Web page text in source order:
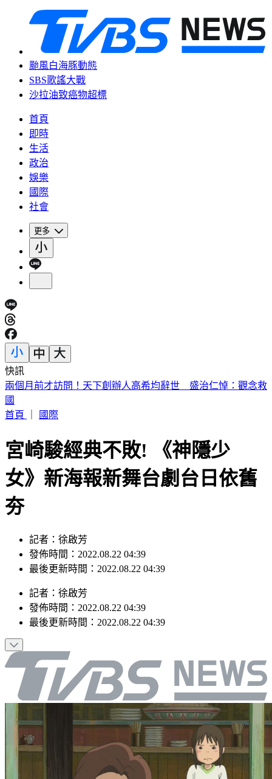
颱風白海豚動態
SBS歌謠大戰
沙拉油致癌物超標
首頁
即時
生活
政治
娛樂
國際
社會
更多
快訊
白海豚「週末最近台」！鄭明典示警：遇黑潮恐變強
首頁
宮崎駿經典不敗! 《神隱少
女》新海報新舞台劇台日依舊
夯
發佈時間：2022.08.22 04:39
最後更新時間：2022.08.22 04:39
發佈時間：2022.08.22 04:39
最後更新時間：2022.08.22 04:39